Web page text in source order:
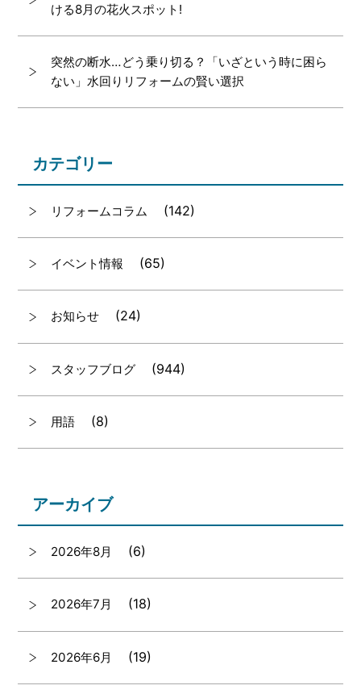
ける8月の花火スポット!
突然の断水…どう乗り切る？「いざという時に困ら
ない」水回りリフォームの賢い選択
カテゴリー
リフォームコラム (142)
イベント情報 (65)
お知らせ (24)
スタッフブログ (944)
用語 (8)
アーカイブ
2026年8月 (6)
2026年7月 (18)
2026年6月 (19)